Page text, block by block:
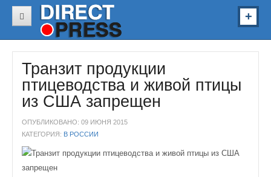
В Украине
В Мире
Спорт
Авто
Транзит продукции
птицеводства и живой птицы
из США запрещен
ОПУБЛИКОВАНО: 09 ИЮНЯ 2015
КАТЕГОРИЯ: В РОССИИ